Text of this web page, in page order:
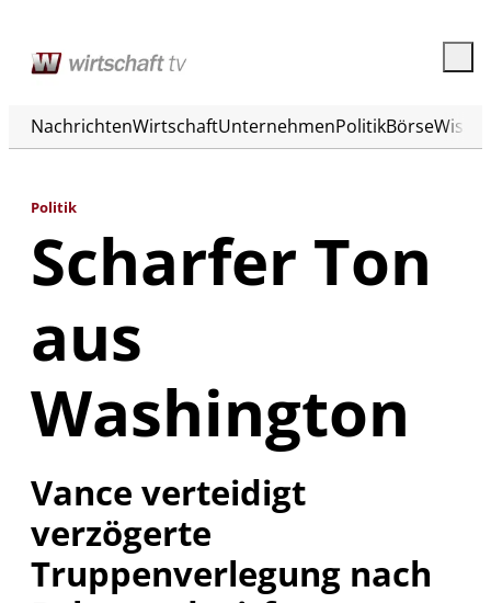
NachrichtenWirtschaftUnternehmenPolitikBörse
Politik
Scharfer Ton
aus
Washington
Vance verteidigt
verzögerte
Truppenverlegung nach